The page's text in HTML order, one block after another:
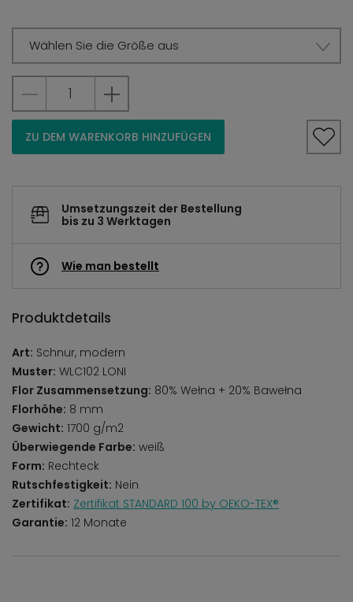
Wählen Sie die Größe aus
ZU DEM WARENKORB HINZUFÜGEN
Umsetzungszeit der Bestellung
bis zu 3 Werktagen
Wie man bestellt
Produktdetails
Art: Schnur, modern
Muster: WLC102 LONI
Flor Zusammensetzung: 80% Wełna + 20% Bawełna
Florhöhe: 8 mm
Gewicht: 1700 g/m2
Überwiegende Farbe: weiß
Form: Rechteck
Rutschfestigkeit: Nein
Zertifikat: Zertifikat STANDARD 100 by OEKO-TEX®
Garantie: 12 Monate